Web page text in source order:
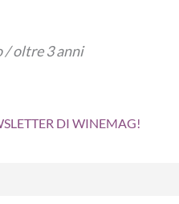
/ oltre 3 anni
DI WINEMAG!